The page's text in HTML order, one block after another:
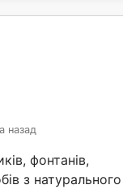
назад
фонтанів,
з натурального